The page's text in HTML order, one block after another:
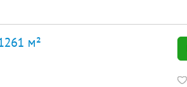
м²